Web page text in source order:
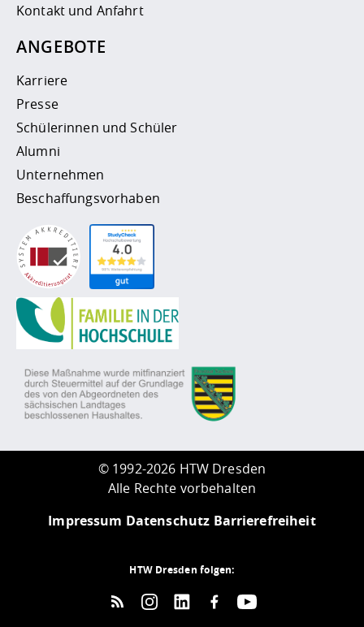
Kontakt und Anfahrt
ANGEBOTE
Karriere
Presse
Schülerinnen und Schüler
Alumni
Unternehmen
Beschaffungsvorhaben
© 1992-2026 HTW Dresden
Alle Rechte vorbehalten
Impressum Datenschutz Barrierefreiheit
HTW Dresden folgen: